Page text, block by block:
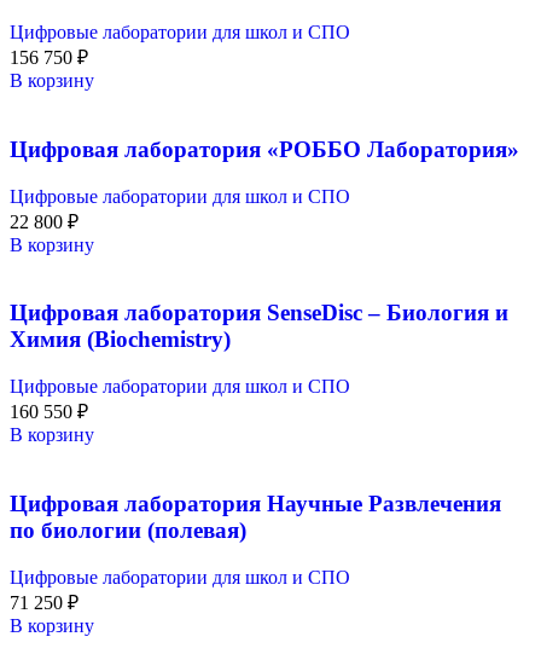
Цифровые лаборатории для школ и СПО
156 750 ₽
В корзину
Цифровая лаборатория «РОББО Лаборатория»
Цифровые лаборатории для школ и СПО
22 800 ₽
В корзину
Цифровая лаборатория SenseDisс – Биология и
Химия (Biochemistry)
Цифровые лаборатории для школ и СПО
160 550 ₽
В корзину
Цифровая лаборатория Научные Развлечения
по биологии (полевая)
Цифровые лаборатории для школ и СПО
71 250 ₽
В корзину